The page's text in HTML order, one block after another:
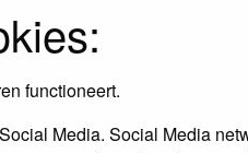
functioneert.
Media. Social Media